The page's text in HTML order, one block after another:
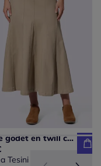
Jupe godet en twill cinq poches pour femme
Tesini